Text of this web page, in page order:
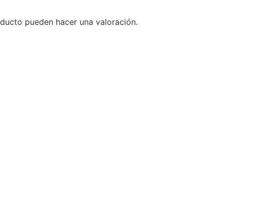
pueden hacer una valoración.